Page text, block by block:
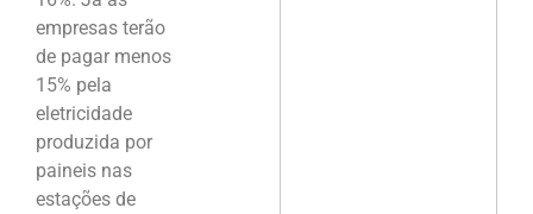
empresas terão
de pagar menos
15% pela
eletricidade
produzida por
paineis nas
estações de